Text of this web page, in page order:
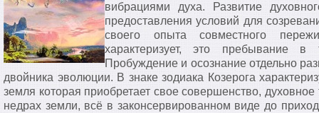
вибрациями духа. Развитие
предоставления условий для
своего опыта совместного
характеризует, это пребывание
Пробуждение и осознание отдельно
двойника эволюции. В знаке зодиака Козерога
земля которая приобретает свое совершенство, духовное
недрах земли, всё в законсервированном виде до